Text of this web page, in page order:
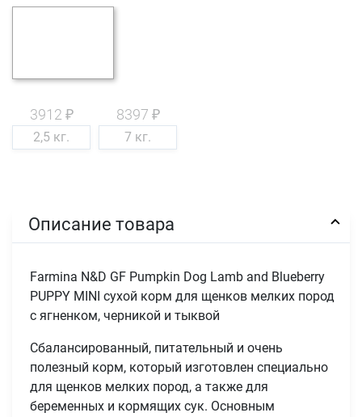
3912 ₽
2,5 кг.
8397 ₽
7 кг.
Описание товара
Farmina N&D GF Pumpkin Dog Lamb and Blueberry
PUPPY MINI сухой корм для щенков мелких пород
с ягненком, черникой и тыквой
Сбалансированный, питательный и очень
полезный корм, который изготовлен специально
для щенков мелких пород, а также для
беременных и кормящих сук. Основным